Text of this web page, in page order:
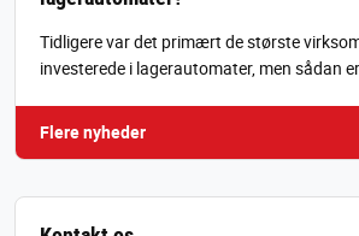
Tidligere var det primært de største
investerede i lagerautomater, men sådan
Flere nyheder